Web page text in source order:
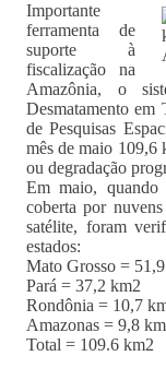
Importante
ferramenta de
suporte à
fiscalização na
Amazônia, o
Desmatamento em
de Pesquisas
mês de maio 109,6
ou degradação
Em maio, quando
coberta por
satélite, foram
estados:
Mato Grosso =
Pará = 37,2 km2
Rondônia = 10,7
Amazonas = 9,8
Total = 109.6 km2